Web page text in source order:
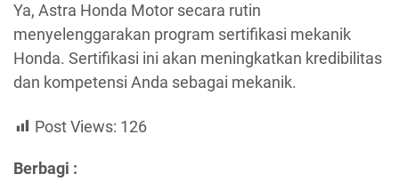
Ya, Astra Honda Motor secara rutin
menyelenggarakan program sertifikasi mekanik
Honda. Sertifikasi ini akan meningkatkan kredibilitas
dan kompetensi Anda sebagai mekanik.
Post Views: 126
Berbagi :